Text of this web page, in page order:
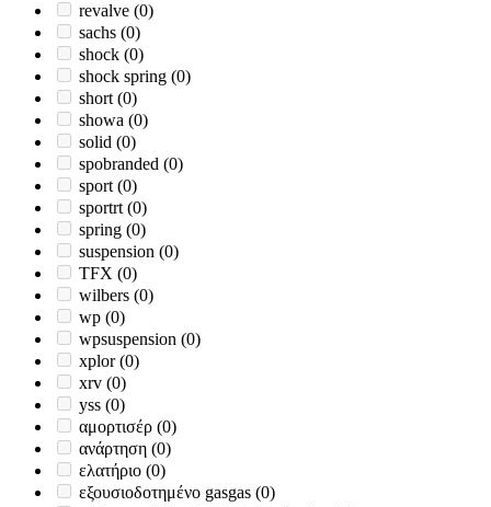
revalve (0)
sachs (0)
shock (0)
shock spring (0)
short (0)
showa (0)
solid (0)
spobranded (0)
sport (0)
sportrt (0)
spring (0)
suspension (0)
TFX (0)
wilbers (0)
wp (0)
wpsuspension (0)
xplor(0)
xrv (0)
yss (0)
αμορτισέρ (0)
ανάρτηση (0)
ελατήριο (0)
εξουσιοδοτημένο gasgas (0)